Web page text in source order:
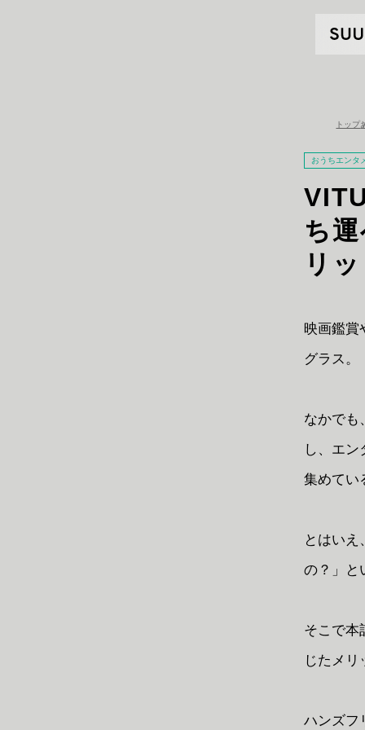
トップ
おうちエンタ
ち
リ
映画鑑賞
グラス。
なかでも
し、エン
集めてい
とはい
の？」と
そこで本
じたメ
ハンズフ